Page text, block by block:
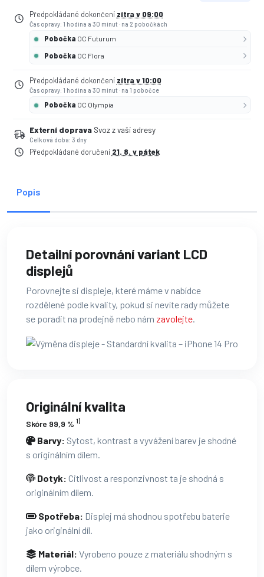
Předpokládané dokončení zítra v 09:00
Čas opravy: 1 hodina a 30 minut · na 2 pobočkách
Pobočka OC Futurum
Pobočka OC Flora
Předpokládané dokončení zítra v 10:00
Čas opravy: 1 hodina a 30 minut · na 1 pobočce
Pobočka OC Olympia
Externí doprava Svoz z vaší adresy
Celková doba: 3 dny
Předpokládané doručení 21. 8. v pátek
Popis
Detailní porovnání variant LCD
displejů
Porovnejte si displeje, které máme v nabídce
rozdělené podle kvality, pokud si nevíte rady můžete
se poradit na prodejně nebo nám zavolejte
Originální kvalita
Skóre 99,9 % 1)
Barvy: Sytost, kontrast a vyvážení barev je shodné
s originálním dílem.
Dotyk: Citlivost a responzivnost ta je shodná s
originálním dílem.
Spotřeba: Displej má shodnou spotřebu baterie
jako originální díl.
Materiál: Vyrobeno pouze z materiálu shodným s
dílem výrobce.